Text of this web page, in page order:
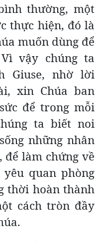
thường, một
thực hiện, đó là
muốn dùng để
vậy chúng ta
Giuse, nhờ lời
xin Chúa ban
để trong mỗi
ta biết noi
những nhân
để làm chứng về
quan phòng
thời hoàn thành
cách tròn đầy